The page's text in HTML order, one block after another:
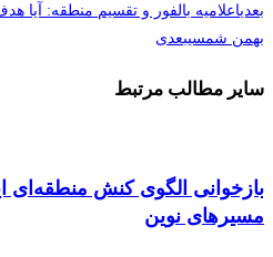
بعدیاعلامیه بالفور و تقسیم منطقه: آیا
بهمن شمسیبعدی
سایر مطالب مرتبط
بازخوانی الگوی کنش منطقه‌ای
مسیرهای نوین